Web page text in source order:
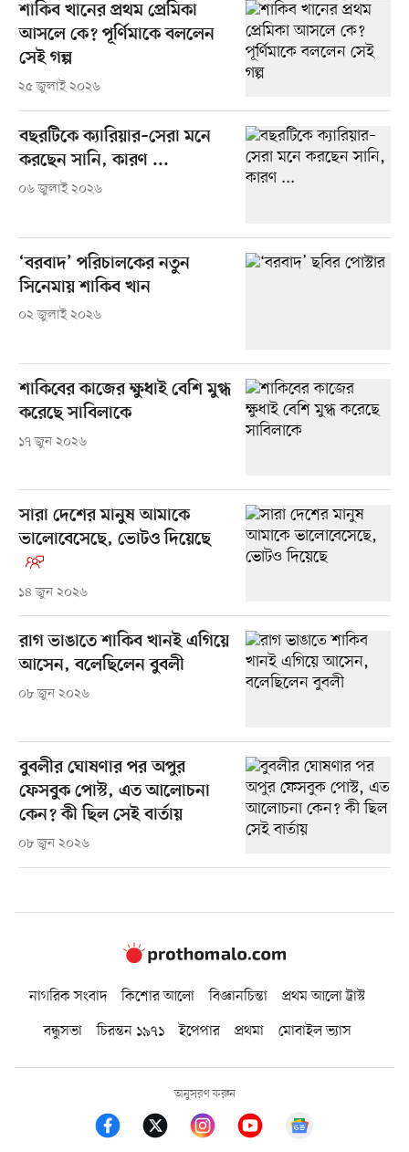
শাকিব খানের প্রথম প্রেমিকা
আসলে কে? পূর্ণিমাকে বললেন
সেই গল্প
২৫ জুলাই ২০২৬
বছরটিকে ক্যারিয়ার–সেরা মনে
করছেন সানি, কারণ ...
০৬ জুলাই ২০২৬
‘বরবাদ’ পরিচালকের নতুন
সিনেমায় শাকিব খান
০২ জুলাই ২০২৬
শাকিবের কাজের ক্ষুধাই বেশি মুগ্ধ
করেছে সাবিলাকে
১৭ জুন ২০২৬
সারা দেশের মানুষ আমাকে
ভালোবেসেছে, ভোটও দিয়েছে
১৪ জুন ২০২৬
রাগ ভাঙাতে শাকিব খানই এগিয়ে
আসেন, বলেছিলেন বুবলী
০৮ জুন ২০২৬
বুবলীর ঘোষণার পর অপুর
ফেসবুক পোস্ট, এত আলোচনা
কেন? কী ছিল সেই বার্তায়
০৮ জুন ২০২৬
নাগরিক সংবাদ কিশোর আলো বিজ্ঞানচিন্তা
প্রথম আলো ট্রাস্ট
বন্ধুসভা
চিরন্তন ১৯৭১ ইপেপার প্রথমা মোবাইল ভ্যাস
অনুসরণ করুন